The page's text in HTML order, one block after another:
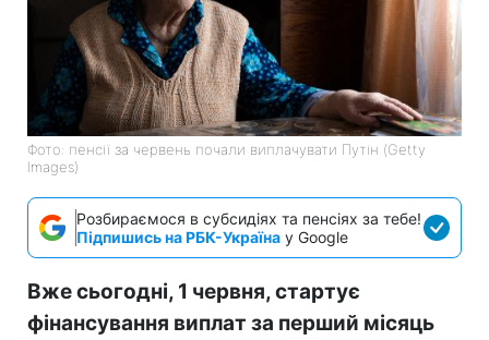
Фото: пенсії за червень почали виплачувати Путін (Getty
Images)
Розбираємося в субсидіях та пенсіях за тебе!
Підпишись на РБК-Україна у Google
Вже сьогодні, 1 червня, стартує
фінансування виплат за перший місяць